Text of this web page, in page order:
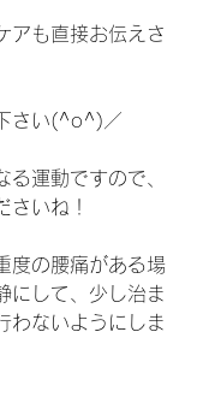
アも直接お伝えさ
さい(^o^)／
る運動ですので、
さいね！
度の腰痛がある場
にして、少し治ま
わないようにしま